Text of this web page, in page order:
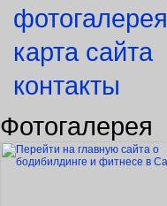
фотогалерея
карта сайта
контакты
Фотогалерея